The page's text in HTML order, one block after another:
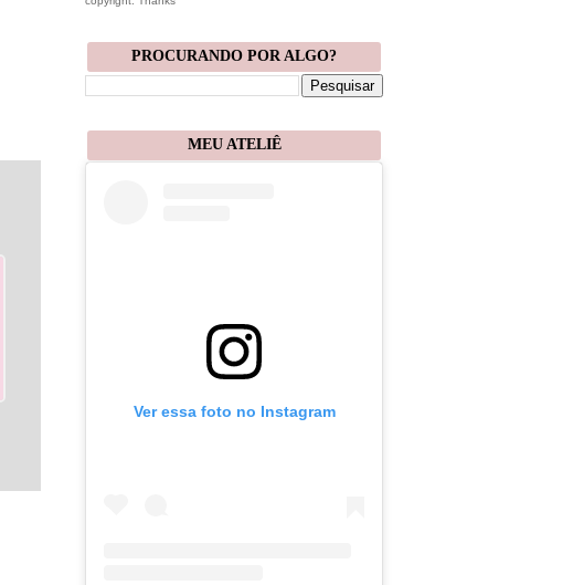
PROCURANDO POR ALGO?
MEU ATELIÊ
Ver essa foto no Instagram